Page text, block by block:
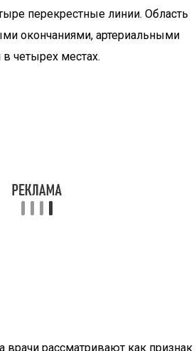
перекрестные линии. Область
окончаниями, артериальными
четырех местах.
врачи рассматривают как признак